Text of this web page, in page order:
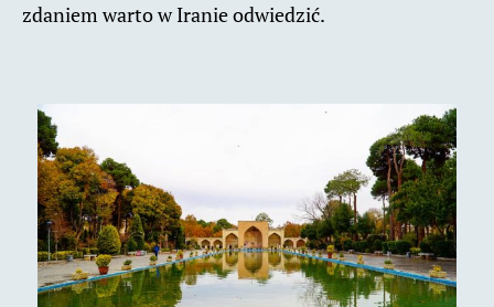
zdaniem warto w Iranie odwiedzić.